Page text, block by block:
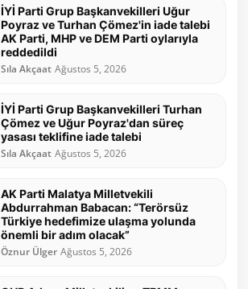
İYİ Parti Grup Başkanvekilleri Uğur
Poyraz ve Turhan Çömez'in iade talebi
AK Parti, MHP ve DEM Parti oylarıyla
reddedildi
Sıla Akçaat Ağustos 5, 2026
İYİ Parti Grup Başkanvekilleri Turhan
Çömez ve Uğur Poyraz'dan süreç
yasası teklifine iade talebi
Sıla Akçaat Ağustos 5, 2026
AK Parti Malatya Milletvekili
Abdurrahman Babacan: “Terörsüz
Türkiye hedefimize ulaşma yolunda
önemli bir adım olacak”
Öznur Ülger Ağustos 5, 2026